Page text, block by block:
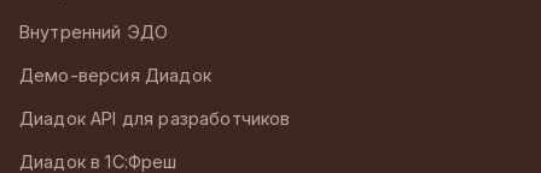
Внутренний ЭДО
Демо-версия Диадок
Диадок API для разработчиков
Диадок в 1С:Фреш